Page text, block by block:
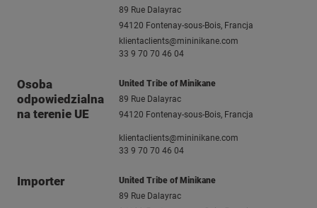
89 Rue Dalayrac
94120 Fontenay-sous-Bois, Francja
klientaclients@mininikane.com
33 9 70 70 46 04
Osoba
odpowiedzialna
na terenie UE
United Tribe of Minikane
89 Rue Dalayrac
94120 Fontenay-sous-Bois, Francja
klientaclients@mininikane.com
33 9 70 70 46 04
Importer
United Tribe of Minikane
89 Rue Dalayrac